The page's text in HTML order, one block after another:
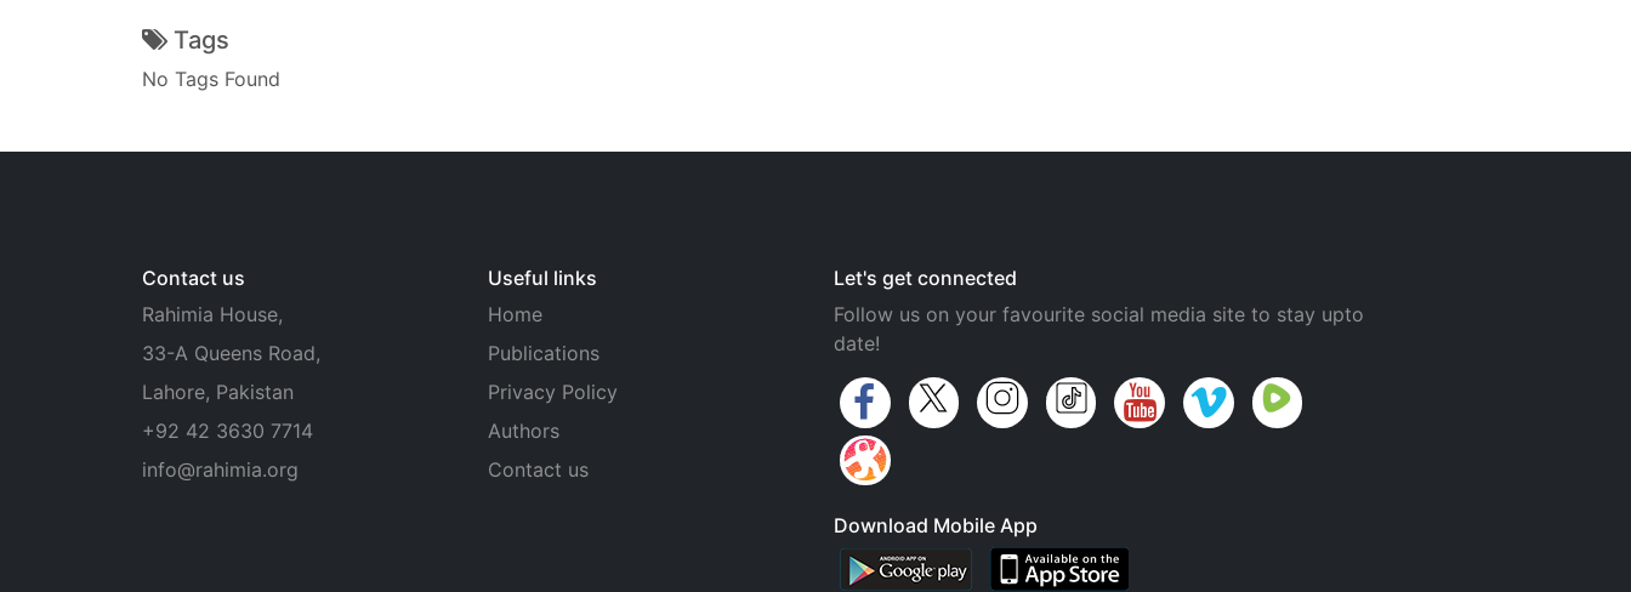
Tags
No Tags Found
Contact us
Rahimia House,
33-A Queens Road,
Lahore, Pakistan
+92 42 3630 7714
info@rahimia.org
Useful links
Home
Publications
Privacy Policy
Authors
Contact us
Let's get connected
Follow us on your favourite social media site to stay upto
date!
Download Mobile App